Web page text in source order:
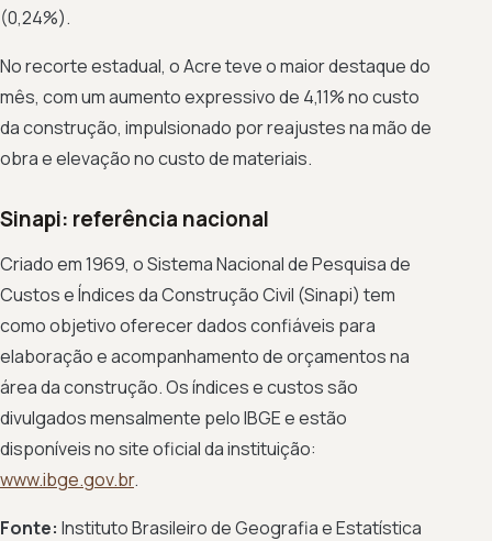
(0,24%).
No recorte estadual, o Acre teve o maior destaque do
mês, com um aumento expressivo de 4,11% no custo
da construção, impulsionado por reajustes na mão de
obra e elevação no custo de materiais.
Sinapi: referência nacional
Criado em 1969, o Sistema Nacional de Pesquisa de
Custos e Índices da Construção Civil (Sinapi) tem
como objetivo oferecer dados confiáveis para
elaboração e acompanhamento de orçamentos na
área da construção. Os índices e custos são
divulgados mensalmente pelo IBGE e estão
disponíveis no site oficial da instituição:
www.ibge.gov.br.
Fonte: Instituto Brasileiro de Geografia e Estatística